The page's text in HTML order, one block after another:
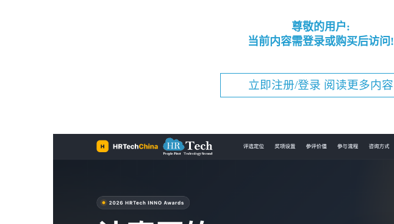
尊敬的用户:
当前内容需登录或购买后访问!
立即注册/登录 阅读更多内容